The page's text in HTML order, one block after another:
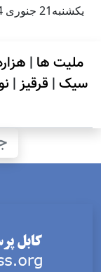
يكشنبه21 جنوری 2024
ملیت ها |
سیک| قرقیز|